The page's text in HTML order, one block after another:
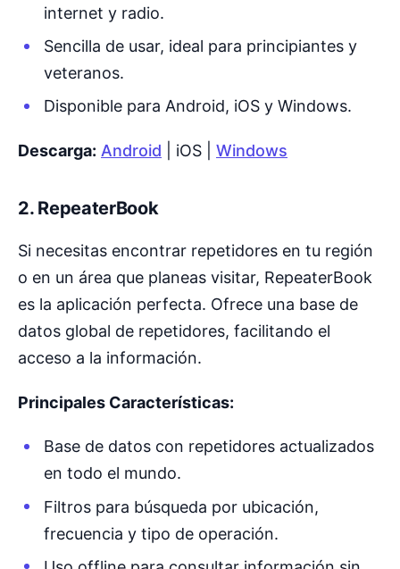
internet y radio.
Sencilla de usar, ideal para principiantes y
veteranos.
Disponible para Android, iOS y Windows.
Descarga: Android | iOS | Windows
2. RepeaterBook
Si necesitas encontrar repetidores en tu región
o en un área que planeas visitar, RepeaterBook
es la aplicación perfecta. Ofrece una base de
datos global de repetidores, facilitando el
acceso a la información.
Principales Características:
Base de datos con repetidores actualizados
en todo el mundo.
Filtros para búsqueda por ubicación,
frecuencia y tipo de operación.